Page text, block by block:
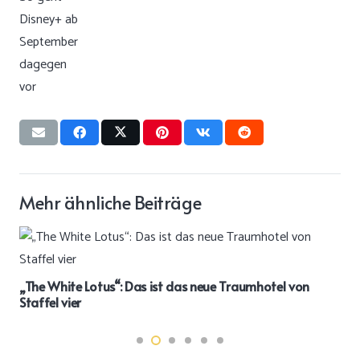
Mehr ähnliche Beiträge
„The White Lotus“: Das ist das neue Traumhotel von
Staffel vier